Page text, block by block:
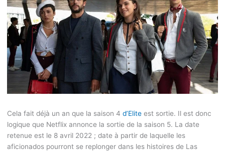
Cela fait déjà un an que la saison 4 d’Elite est sortie. Il est donc
logique que Netflix annonce la sortie de la saison 5. La date
retenue est le 8 avril 2022 ; date à partir de laquelle les
aficionados pourront se replonger dans les histoires de Las